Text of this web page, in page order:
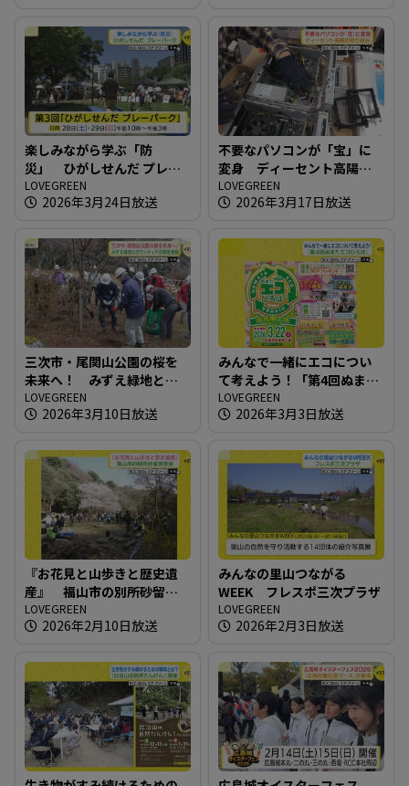
楽しみながら学ぶ「防
災」 ひがしせんだ プレー
パーク
LOVEGREEN
2026年3月24日放送
不要なパソコンが「宝」に
変身 ディーセント高陽の
取り組み
LOVEGREEN
2026年3月17日放送
三次市・尾関山公園の桜を
未来へ！ みずえ緑地とボ
ランティアの保全活動
LOVEGREEN
2026年3月10日放送
みんなで一緒にエコについ
て考えよう！「第4回ぬまた
エコひろば」
LOVEGREEN
2026年3月3日放送
『お花見と山歩きと歴史遺
産』 福山市の別所砂留見
学会
LOVEGREEN
2026年2月10日放送
みんなの里山つながる
WEEK フレスポ三次プラザ
LOVEGREEN
2026年2月3日放送